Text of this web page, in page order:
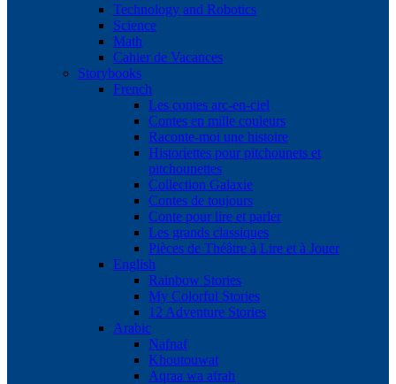
Technology and Robotics
Science
Math
Cahier de Vacances
Storybooks
French
Les contes arc-en-ciel
Contes en mille couleurs
Raconte-moi une histoire
Historiettes pour pitchounets et
pitchounettes
Collection Galaxie
Contes de toujours
Conte pour lire et parler
Les grands classiques
Pièces de Théâtre à Lire et à Jouer
English
Rainbow Stories
My Colorful Stories
12 Adventure Stories
Arabic
Nafnaf
Khoutouwat
Aqraa wa afrah